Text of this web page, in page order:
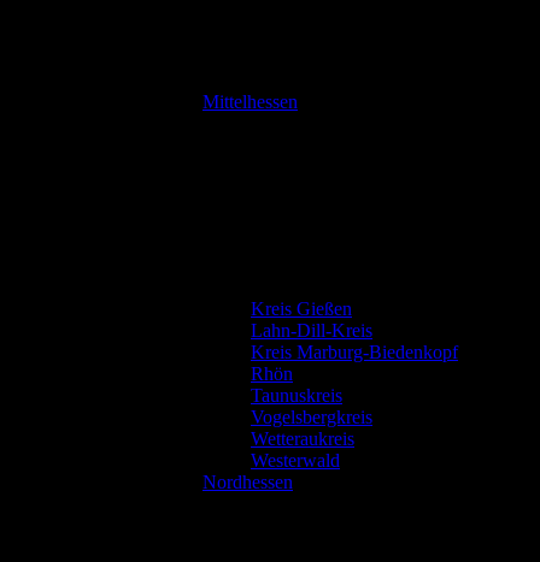
Mittelhessen
Kreis Gießen
Lahn-Dill-Kreis
Kreis Marburg-Biedenkopf
Rhön
Taunuskreis
Vogelsbergkreis
Wetteraukreis
Westerwald
Nordhessen